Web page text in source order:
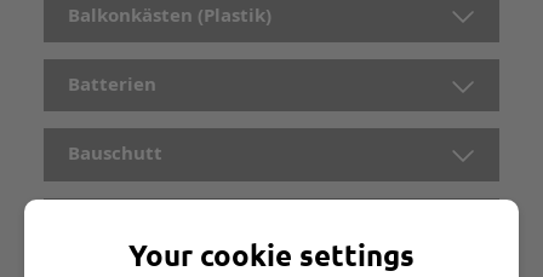
Balkonkästen (Plastik)
Batterien
Bauschutt
Your cookie settings